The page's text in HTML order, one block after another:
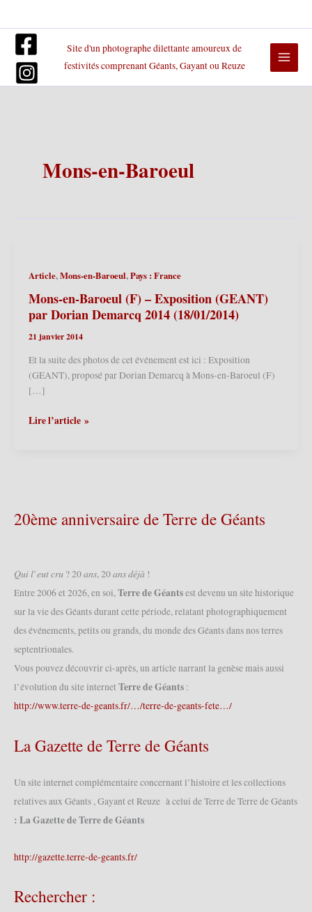
contenu
Site d'un photographe dilettante amoureux de
festivités comprenant Géants, Gayant ou Reuze
Mons-en-Baroeul
Article,Mons-en-Baroeul,Pays : France
Mons-en-Baroeul (F) – Exposition (GEANT)
par Dorian Demarcq 2014 (18/01/2014)
21 janvier 2014
Et la suite des photos de cet événement est ici : Exposition
(GEANT), proposé par Dorian Demarcq à Mons-en-Baroeul (F)
[…]
Mons-
(GEANT)
par
2014
(18/01/2014)
Lire l’article »
20ème anniversaire de Terre de Géants
𝑄𝑢𝑖 𝑙’𝑒𝑢𝑡 𝑐𝑟𝑢 ? 20 𝑎𝑛𝑠, 20 𝑎𝑛𝑠 𝑑𝑒́𝑗𝑎̀ !
Entre 2006 et 2026, en soi,Terre de Géantsest devenu un site historique
sur la vie des Géants durant cette période, relatant photographiquement
des événements, petits ou grands, du monde des Géants dans nos terres
septentrionales.
Vous pouvez découvrir ci-après, un article narrant la genèse mais aussi
l’évolution du site internet Terre de Géants :
http://www.terre-de-geants.fr/…/terre-de-geants-fete…/
La Gazette de Terre de Géants
Un site internet complémentaire concernant l’histoire et les collections
relatives aux Géants , Gayant et Reuze à celui de Terre de Terre de Géants
: La Gazette de Terre de Géants
http://gazette.terre-de-geants.fr/
Rechercher :